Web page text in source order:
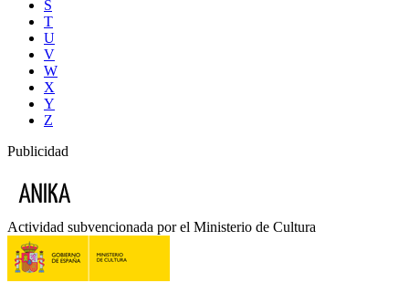
S
T
U
V
W
X
Y
Z
Publicidad
Actividad subvencionada por el Ministerio de Cultura